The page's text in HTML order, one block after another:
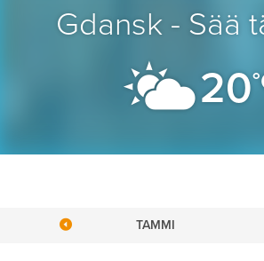
Gdansk - Sää
20
TAMMI